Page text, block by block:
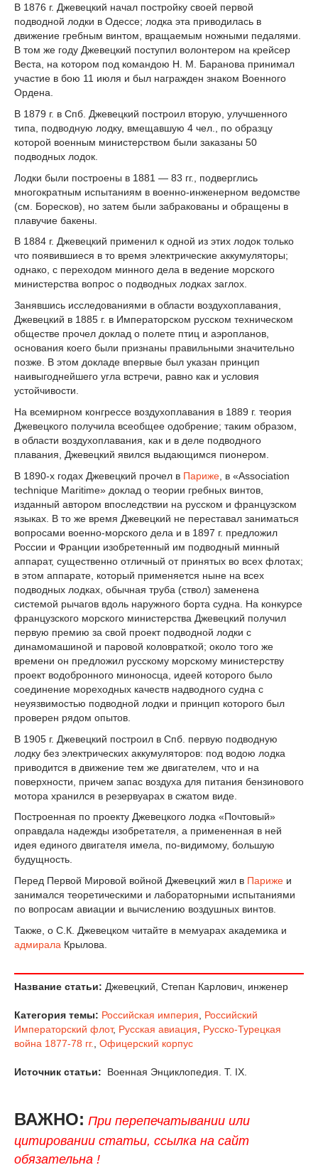
В 1876 г. Джевецкий начал постройку своей первой
подводной лодки в Одессе; лодка эта приводилась в
движение гребным винтом, вращаемым ножными педалями.
В том же году Джевецкий поступил волонтером на крейсер
Веста, на котором под командою Н. М. Баранова принимал
участие в бою 11 июля и был награжден знаком Военного
Ордена.
В 1879 г. в Спб. Джевецкий построил вторую, улучшенного
типа, подводную лодку, вмещавшую 4 чел., по образцу
которой военным министерством были заказаны 50
подводных лодок.
Лодки были построены в 1881 — 83 гг., подверглись
многократным испытаниям в военно-инженерном ведомстве
(см. Боресков), но затем были забракованы и обращены в
плавучие бакены.
В 1884 г. Джевецкий применил к одной из этих лодок только
что появившиеся в то время электрические аккумуляторы;
однако, с переходом минного дела в ведение морского
министерства вопрос о подводных лодках заглох.
Занявшись исследованиями в области воздухоплавания,
Джевецкий в 1885 г. в Императорском русском техническом
обществе прочел доклад о полете птиц и аэропланов,
основания коего были признаны правильными значительно
позже. В этом докладе впервые был указан принцип
наивыгоднейшего угла встречи, равно как и условия
устойчивости.
На всемирном конгрессе воздухоплавания в 1889 г. теория
Джевецкого получила всеобщее одобрение; таким образом,
в области воздухоплавания, как и в деле подводного
плавания, Джевецкий явился выдающимся пионером.
В 1890-х годах Джевецкий прочел в Париже , в «Association
technique Maritime» доклад о теории гребных винтов,
изданный автором впоследствии на русском и французском
языках. В то же время Джевецкий не переставал заниматься
вопросами военно-морского дела и в 1897 г. предложил
России и Франции изобретенный им подводный минный
аппарат, существенно отличный от принятых во всех флотах;
в этом аппарате, который применяется ныне на всех
подводных лодках, обычная труба (ствол) заменена
системой рычагов вдоль наружного борта судна. На конкурсе
французского морского министерства Джевецкий получил
первую премию за свой проект подводной лодки с
динамомашиной и паровой коловраткой; около того же
времени он предложил русскому морскому министерству
проект водобронного миноносца, идеей которого было
соединение мореходных качеств надводного судна с
неуязвимостью подводной лодки и принцип которого был
проверен рядом опытов.
В 1905 г. Джевецкий построил в Спб. первую подводную
лодку без электрических аккумуляторов: под водою лодка
приводится в движение тем же двигателем, что и на
поверхности, причем запас воздуха для питания бензинового
мотора хранился в резервуарах в сжатом виде.
Построенная по проекту Джевецкого лодка «Почтовый»
оправдала надежды изобретателя, а примененная в ней
идея единого двигателя имела, по-видимому, большую
будущность.
Перед Первой Мировой войной Джевецкий жил в Париже и
занимался теоретическими и лабораторными испытаниями
по вопросам авиации и вычислению воздушных винтов.
Также, о С.К. Джевецком читайте в мемуарах академика и
адмирала Крылова.
Название статьи: Джевецкий, Степан Карлович, инженер
Категория темы: Российская империя
Российский
Императорский флот, Русская авиация
Русско-Турецкая
война 1877-78 гг.
Офицерский корпус
Источник статьи: Военная Энциклопедия. T. IX.
ВАЖНО: При перепечатывании или
цитировании статьи, ссылка на сайт
обязательна !